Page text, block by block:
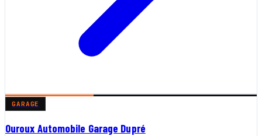
GARAGE
Ouroux Automobile Garage Dupré